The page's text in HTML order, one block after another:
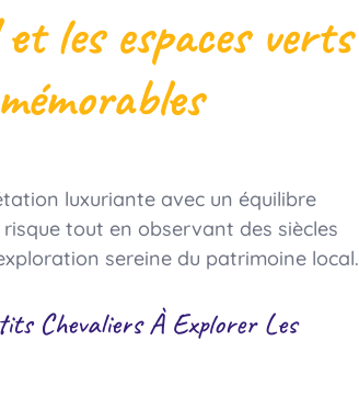
les espaces verts
luxuriante avec un équilibre
tout en observant des siècles
sereine du patrimoine local.
Chevaliers À Explorer Les